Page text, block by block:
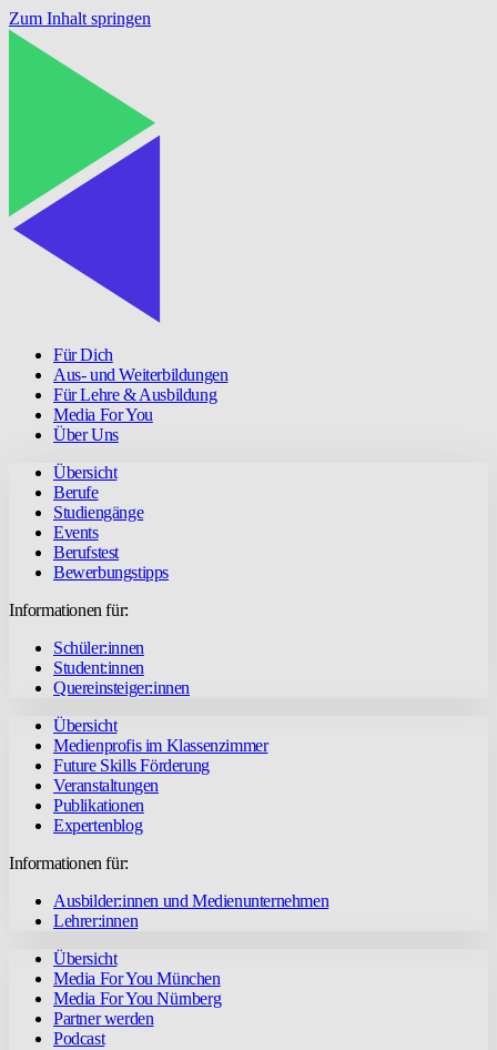
Zum Inhalt springen
Für Dich
Aus- und Weiterbildungen
Für Lehre & Ausbildung
Media For You
Über Uns
Übersicht
Berufe
Studiengänge
Events
Berufstest
Bewerbungstipps
Informationen für:
Schüler:innen
Student:innen
Quereinsteiger:innen
Übersicht
Medienprofis im Klassenzimmer
Future Skills Förderung
Veranstaltungen
Publikationen
Expertenblog
Informationen für:
Ausbilder:innen und Medienunternehmen
Lehrer:innen
Übersicht
Media For You München
Media For You Nürnberg
Partner werden
Podcast